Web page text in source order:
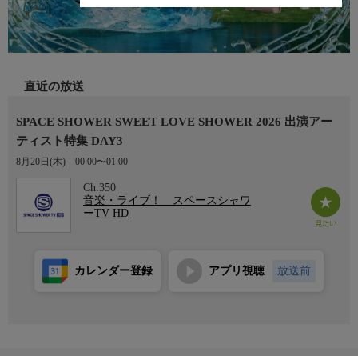
直近の放送
SPACE SHOWER SWEET LOVE SHOWER 2026 出演アー
ティスト特集 DAY3
8月20日(木) 00:00〜01:00
Ch.350
音楽・ライブ！ スペースシャワ
ーTV HD
カレンダー登録 アプリ視聴 放送前